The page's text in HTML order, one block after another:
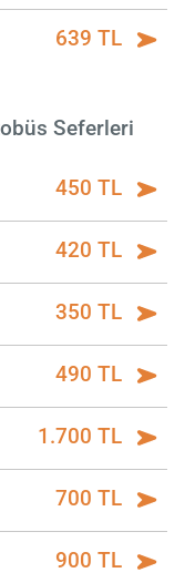
639 TL
Seferleri
450 TL
420 TL
350 TL
490 TL
1.700 TL
700 TL
900 TL